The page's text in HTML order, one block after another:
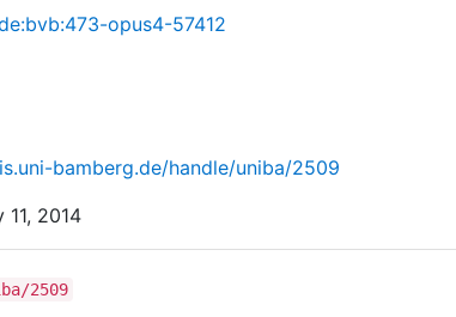
opus4-57412
bamberg.de/handle/uniba/2509
11, 2014
2509